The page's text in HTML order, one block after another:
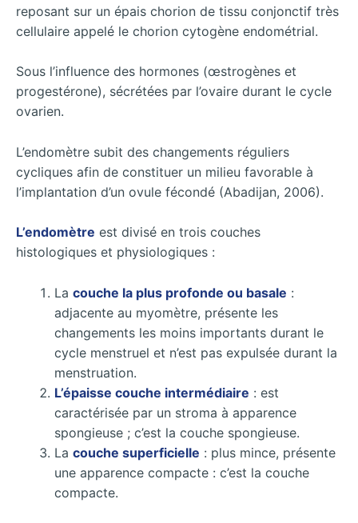
reposant sur un épais chorion de tissu conjonctif très
cellulaire appelé le chorion cytogène endométrial.
Sous l’influence des hormones (œstrogènes et
progestérone), sécrétées par l’ovaire durant le cycle
ovarien.
L’endomètre subit des changements réguliers
cycliques afin de constituer un milieu favorable à
l’implantation d’un ovule fécondé (Abadijan, 2006).
L’endomètre est divisé en trois couches
histologiques et physiologiques :
La couche la plus profonde ou basale :
adjacente au myomètre, présente les
changements les moins importants durant le
cycle menstruel et n’est pas expulsée durant la
menstruation.
L’épaisse couche intermédiaire : est
caractérisée par un stroma à apparence
spongieuse ; c’est la couche spongieuse.
La couche superficielle : plus mince, présente
une apparence compacte : c’est la couche
compacte.